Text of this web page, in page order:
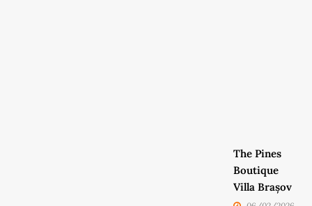
The Pines
Boutique
Villa Brașov